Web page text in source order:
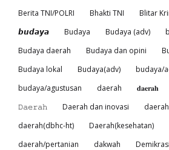
Berita TNI/POLRI
Bhakti TNI Blitar
𝙗𝙪𝙙𝙖𝙮𝙖
Budaya Budaya (adv)
Budaya daerah
Budaya dan opini
Budaya lokal
Budaya(adv) budaya/
budaya/agustusan
daerah 𝐝𝐚𝐞𝐫𝐚𝐡
𝙳𝚊𝚎𝚛𝚊𝚑
Daerah dan inovasi
daerah(dbhc-ht)
Daerah(kesehatan)
daerah/pertanian
dakwah Demikrasi